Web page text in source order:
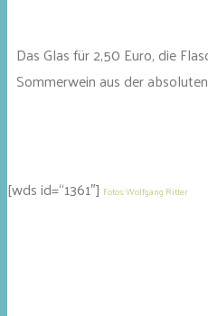
Das Glas für 2,50 Euro, die
Sommerwein aus der
[wds id=“1361″] Fotos: Wolfgang Ritter